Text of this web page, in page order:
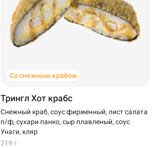
Со снежным крабом
Трингл Хот крабс
Снежный краб, соус фирменный, лист салата
п/ф, сухари панко, сыр плавленый, соус
Унаги, кляр
219 г